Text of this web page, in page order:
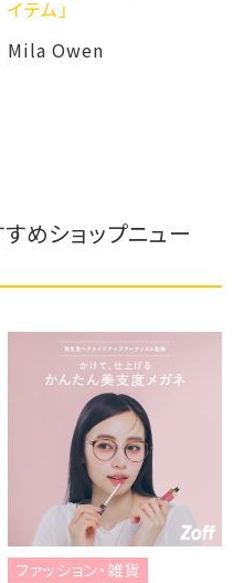
めショップニュー
・雑貨